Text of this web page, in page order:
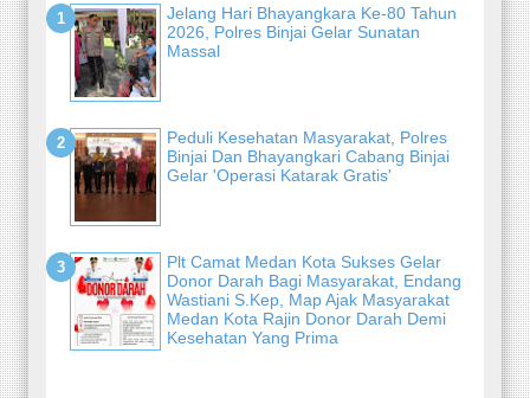
Jelang Hari Bhayangkara Ke-80 Tahun
2026, Polres Binjai Gelar Sunatan
Massal
Peduli Kesehatan Masyarakat, Polres
Binjai Dan Bhayangkari Cabang Binjai
Gelar 'Operasi Katarak Gratis'
Plt Camat Medan Kota Sukses Gelar
Donor Darah Bagi Masyarakat, Endang
Wastiani S.Kep, Map Ajak Masyarakat
Medan Kota Rajin Donor Darah Demi
Kesehatan Yang Prima